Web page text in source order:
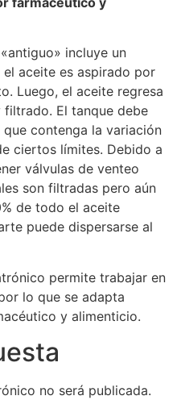
incluye un
aceite es aspirado por
Luego, el aceite regresa
El tanque debe
contenga la variación
ciertos límites. Debido a
válvulas de venteo
son filtradas pero aún
de todo el aceite
puede dispersarse al
permite trabajar en
lo que se adapta
y alimenticio.
no será publicada.